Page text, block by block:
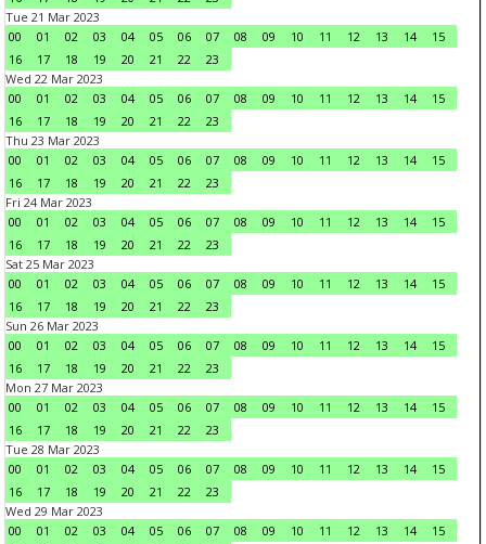
Tue 21 Mar 2023
00
01 02 03 04 05 06 07 08 09 10 11 12 13 14
15
16
17 18 19 20 21 22
23
Wed 22 Mar 2023
00
01 02 03 04 05 06 07 08 09 10 11 12 13 14
15
16
17 18 19 20 21 22
23
Thu 23 Mar 2023
00
01 02 03 04 05 06 07 08 09 10 11 12 13 14
15
16
17 18 19 20 21 22
23
Fri 24 Mar 2023
00
01 02 03 04 05 06 07 08 09 10 11 12 13 14
15
16
17 18 19 20 21 22
23
Sat 25 Mar 2023
00
01 02 03 04 05 06 07 08 09 10 11 12 13 14
15
16
17 18 19 20 21 22
23
Sun 26 Mar 2023
00
01 02 03 04 05 06 07 08 09 10 11 12 13 14
15
16
17 18 19 20 21 22
23
Mon 27 Mar 2023
00
01 02 03 04 05 06 07 08 09 10 11 12 13 14
15
16
17 18 19 20 21 22
23
Tue 28 Mar 2023
00
01 02 03 04 05 06 07 08 09 10 11 12 13 14
15
16
17 18 19 20 21 22
23
Wed 29 Mar 2023
00
01 02 03 04 05 06 07 08 09 10 11 12 13 14
15